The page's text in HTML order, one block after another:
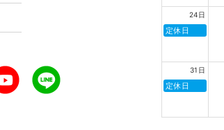
24日
定休日
31日
定休日